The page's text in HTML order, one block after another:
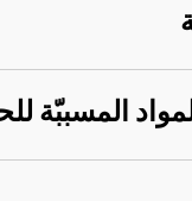
المسببّة